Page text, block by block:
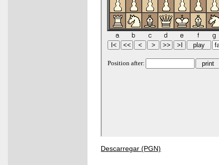
Descarregar (PGN)